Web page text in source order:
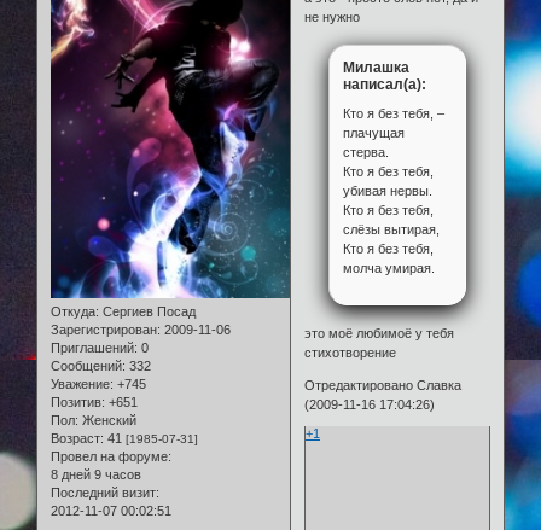
Откуда: Сергиев Посад
Зарегистрирован: 2009-11-06
Приглашений: 0
Сообщений: 332
Уважение: +745
Позитив: +651
Пол: Женский
Возраст: 41 [1985-07-31]
Провел на форуме:
8 дней 9 часов
Последний визит:
2012-11-07 00:02:51
не нужно
Милашка
написал(а):
Кто я без тебя, –
плачущая
стерва.
Кто я без тебя,
убивая нервы.
Кто я без тебя,
слёзы вытирая,
Кто я без тебя,
молча умирая.
это моё любимоё у тебя
стихотворение
Отредактировано Славка
(2009-11-16 17:04:26)
+1